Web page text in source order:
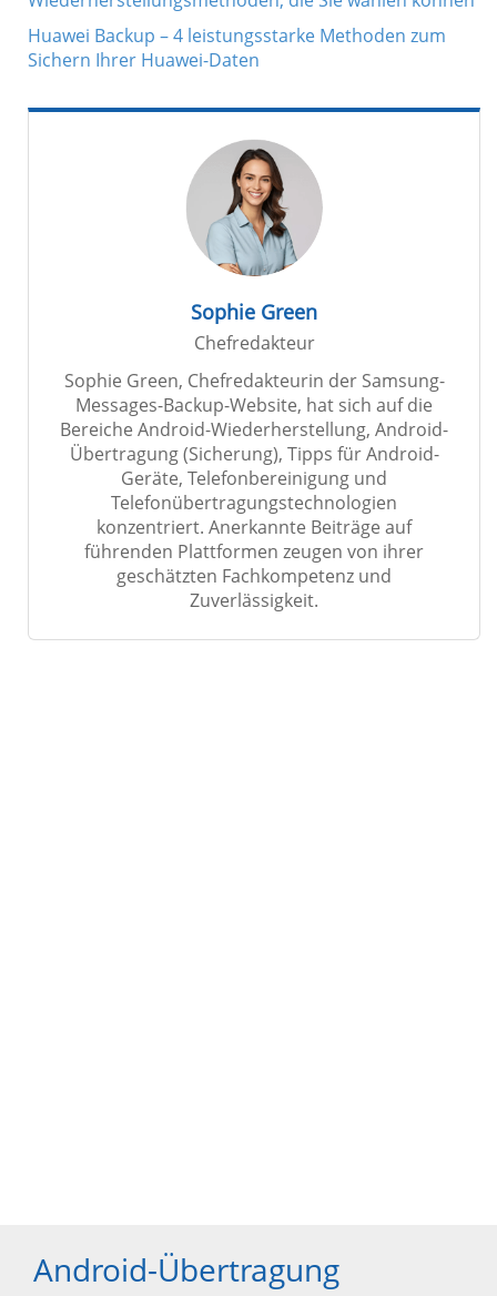
Android-Übertragung
Huawei Backup – 4 leistungsstarke Methoden zum
Sichern Ihrer Huawei-Daten
Sophie Green
Chefredakteur
Sophie Green, Chefredakteurin der Samsung-
Messages-Backup-Website, hat sich auf die
Bereiche Android-Wiederherstellung, Android-
Übertragung (Sicherung), Tipps für Android-
Geräte, Telefonbereinigung und
Telefonübertragungstechnologien
konzentriert. Anerkannte Beiträge auf
führenden Plattformen zeugen von ihrer
geschätzten Fachkompetenz und
Zuverlässigkeit.